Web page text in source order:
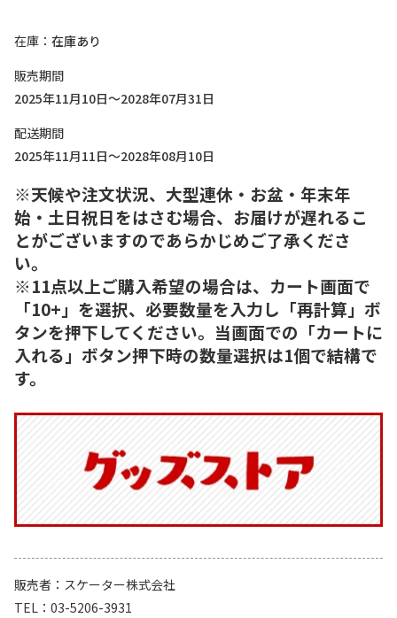
在庫
在庫あり
販売期間
2025年11月10日～2028年07月31日
配送期間
2025年11月11日～2028年08月10日
※天候や注文状況、大型連休・お盆・年末年
始・土日祝日をはさむ場合、お届けが遅れるこ
とがございますのであらかじめご了承くださ
い。
※11点以上ご購入希望の場合は、カート画面で
「10+」を選択、必要数量を入力し「再計算」ボ
タンを押下してください。当画面での「カートに
入れる」ボタン押下時の数量選択は1個で結構で
す。
販売者
スケーター株式会社
TEL
03-5206-3931